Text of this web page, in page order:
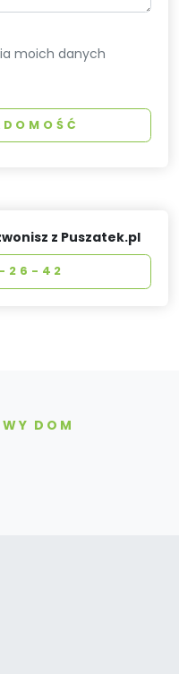
moich danych
z Puszatek.pl
26-42
DOM